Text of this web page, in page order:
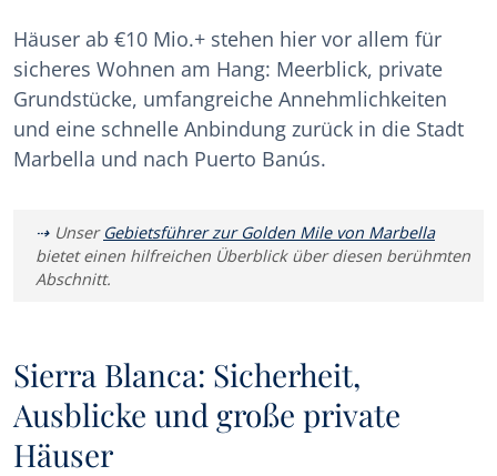
Häuser ab €10 Mio.+ stehen hier vor allem für
sicheres Wohnen am Hang: Meerblick, private
Grundstücke, umfangreiche Annehmlichkeiten
und eine schnelle Anbindung zurück in die Stadt
Marbella und nach Puerto Banús.
Unser Gebietsführer zur Golden Mile von Marbella
bietet einen hilfreichen Überblick über diesen berühmten
Abschnitt.
Sierra Blanca: Sicherheit,
Ausblicke und große private
Häuser